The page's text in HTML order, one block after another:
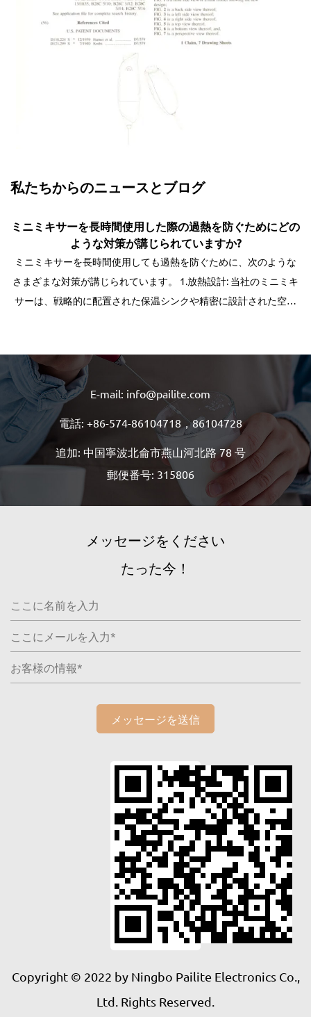
私たちからのニュースとブログ
キサーを長時間使用した際の過熱を防ぐためにどの
ような対策が講じられていますか?
キサーを長時間使用しても過熱を防ぐために、次のような
な対策が講じられています。 1.放熱設計: 当社のミニミキ
、戦略的に配置された保温シンクや精密に設計された空気
多機能
多機能
には、
磨性の
メッセージをください
たった今！
メッセージを送信
Copyright © 2022 by Ningbo Pailite Electronics Co.,
Ltd. Rights Reserved.
E-mail: info@pailite.com
電話: +86-574-86104718，86104728
追加: 中国寧波北侖市燕山河北路 78 号
郵便番号: 315806